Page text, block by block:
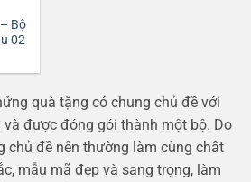
Bộ
02
quà tặng có chung chủ đề với
và được đóng gói thành một bộ. Do
chủ đề nên thường làm cùng chất
mẫu mã đẹp và sang trọng, làm